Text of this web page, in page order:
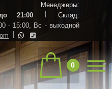
Менеджеры:
21:00
Склад:
- 15:00, Вс - выходной
0